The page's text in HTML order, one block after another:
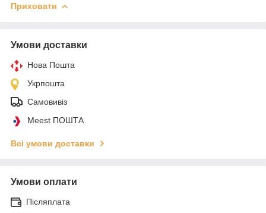
Приховати
Умови доставки
Нова Пошта
Укрпошта
Самовивіз
Meest ПОШТА
Всі умови доставки
Умови оплати
Післяплата